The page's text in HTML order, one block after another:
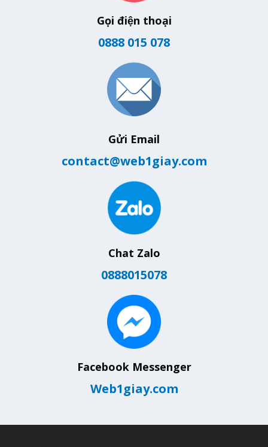
Gọi điện thoại
0888 015 078
Gửi Email
contact@web1giay.com
Chat Zalo
0888015078
Facebook Messenger
Web1giay.com